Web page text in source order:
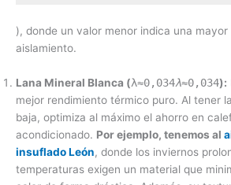
), donde un valor menor indica una
aislamiento.
Lana Mineral Blanca (λ≈0,034λ≈0,034):
mejor rendimiento térmico puro. Al tener
baja, optimiza al máximo el ahorro en
acondicionado. Por ejemplo, tenemos al
insuflado León, donde los inviernos
temperaturas exigen un material que